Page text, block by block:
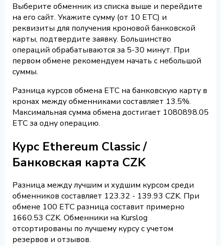
Выберите обменник из списка выше и перейдите
на его сайт. Укажите сумму (от 10 ETC) и
реквизиты для получения кроновой банковской
карты, подтвердите заявку. Большинство
операций обрабатываются за 5-30 минут. При
первом обмене рекомендуем начать с небольшой
суммы.
Разница курсов обмена ETC на банковскую карту в
кронах между обменниками составляет 13.5%.
Максимальная сумма обмена достигает 1080898.05
ETC за одну операцию.
Курс Ethereum Classic /
Банковская карта CZK
Разница между лучшим и худшим курсом среди
обменников составляет 123.32 - 139.93 CZK. При
обмене 100 ETC разница составит примерно
1660.53 CZK. Обменники на Kurslog
отсортированы по лучшему курсу с учетом
резервов и отзывов.